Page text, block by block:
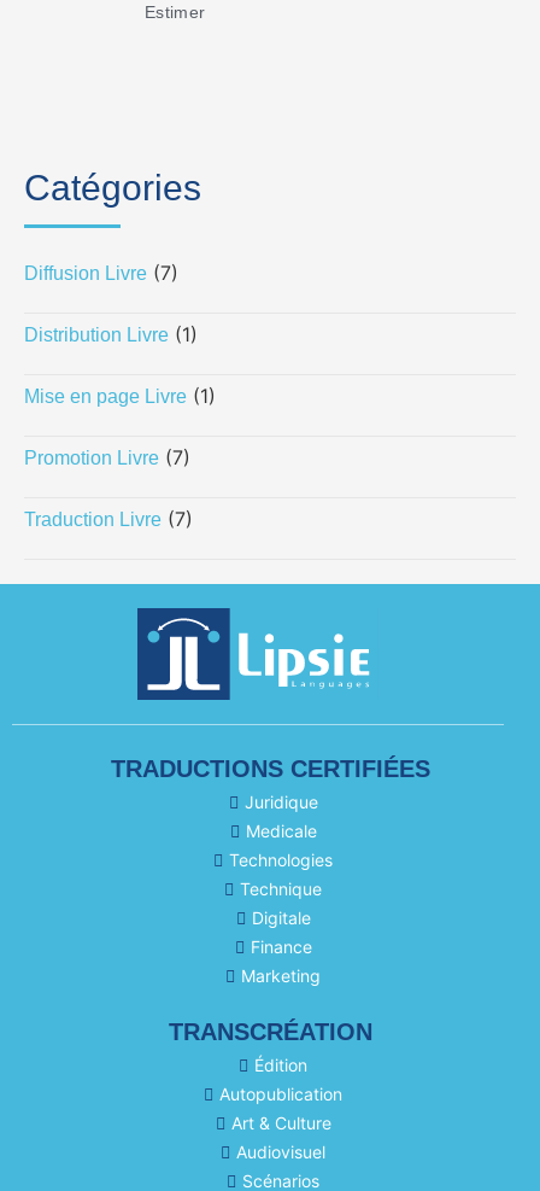
Estimer
Catégories
Diffusion Livre (7)
Distribution Livre (1)
Mise en page Livre (1)
Promotion Livre (7)
Traduction Livre (7)
TRADUCTIONS CERTIFIÉES
Juridique
Medicale
Technologies
Technique
Digitale
Finance
Marketing
TRANSCRÉATION
Édition
Autopublication
Art & Culture
Audiovisuel
Scénarios